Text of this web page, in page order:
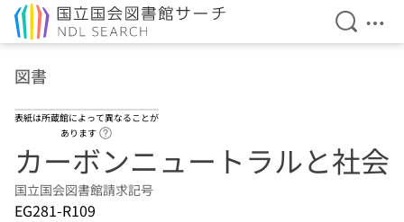
検索を
メ
図書
表紙は所蔵館によって異なることが
あります
カーボンニュートラルと社会
国立国会図書館請求記号
EG281-R109